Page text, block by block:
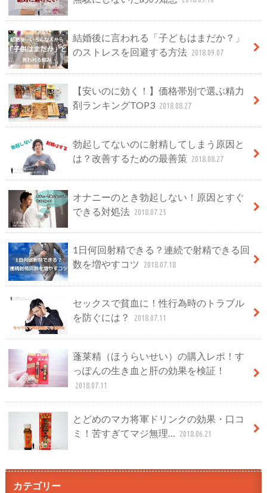
結婚後に言われる「子どもはまだか？」
のストレスを回避する方法 2018.09.07
【安いのに効く！】価格帯別で選ぶ精力
剤ランキングTOP3 2018.08.27
勃起してないのに射精してしまう原因と
は？改善するための最善策 2018.08.27
オナニーのとき勃起しない！原因とすぐ
できる対処法 2018.07.25
1日何回射精できる？連続で射精できる回
数を増やすコツ
2018.07.18
セックスで貧血に！性行為時のトラブル
を防ぐには？
2018.07.11
蓬莱精（ほうらいせい）の購入レポ！す
っぽんの生き血と肝の効果を検証！
2018.07.11
とどめのマカ将軍ドリンクの効果・口コ
ミ！苦すぎてマジ無理… 2018.06.21
カテゴリー